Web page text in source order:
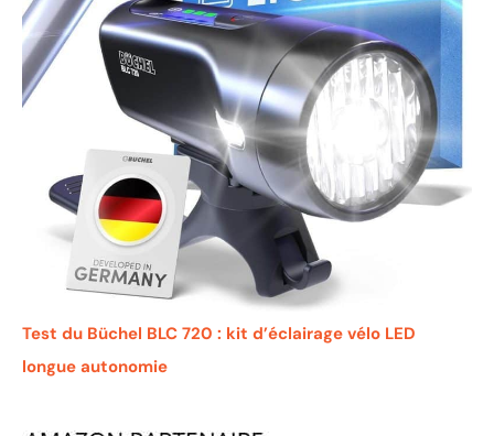
Test du Büchel BLC 720 : kit d’éclairage vélo LED
longue autonomie